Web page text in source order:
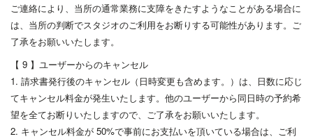
ご連絡により、当所の通常業務に支障をきたすようなことがある場合に
は、当所の判断でスタジオのご利用をお断りする可能性があります。ご
了承をお願いいたします。
【 9 】ユーザーからのキャンセル
1. 請求書発行後のキャンセル（日時変更も含めます。）は、日数に応じ
てキャンセル料金が発生いたします。他のユーザーから同日時の予約希
望を全てお断りいたしますので、ご了承をお願いいたします。
2. キャンセル料金が 50%で事前にお支払いを頂いている場合は、ご利